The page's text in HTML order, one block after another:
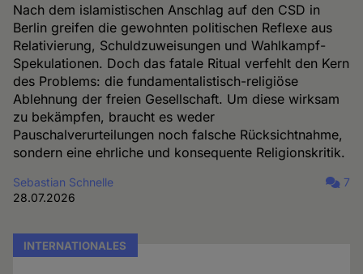
Nach dem islamistischen Anschlag auf den CSD in
Berlin greifen die gewohnten politischen Reflexe aus
Relativierung, Schuldzuweisungen und Wahlkampf-
Spekulationen. Doch das fatale Ritual verfehlt den Kern
des Problems: die fundamentalistisch-religiöse
Ablehnung der freien Gesellschaft. Um diese wirksam
zu bekämpfen, braucht es weder
Pauschalverurteilungen noch falsche Rücksichtnahme,
sondern eine ehrliche und konsequente Religionskritik.
Sebastian Schnelle
28.07.2026
7
INTERNATIONALES